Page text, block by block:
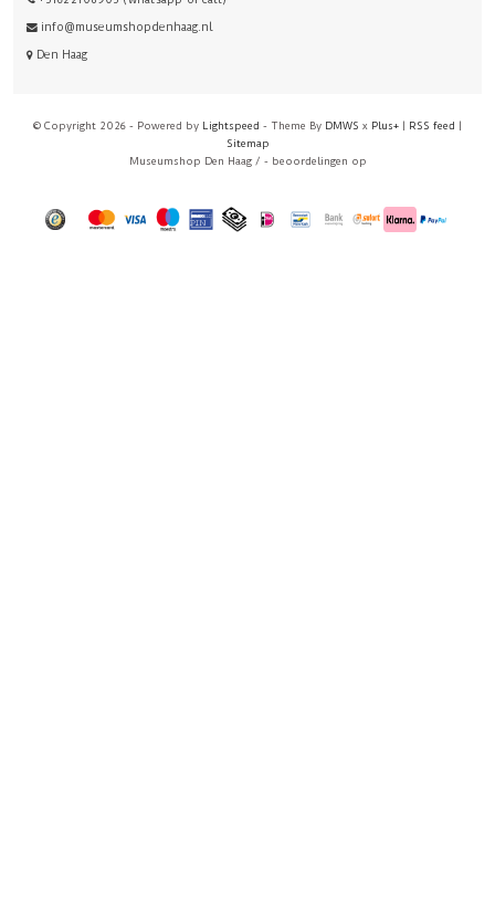
info@museumshopdenhaag.nl
Den Haag
© Copyright 2026 - Powered by Lightspeed - Theme By DMWS x Plus+ | RSS feed |
Sitemap
Museumshop Den Haag / - beoordelingen op